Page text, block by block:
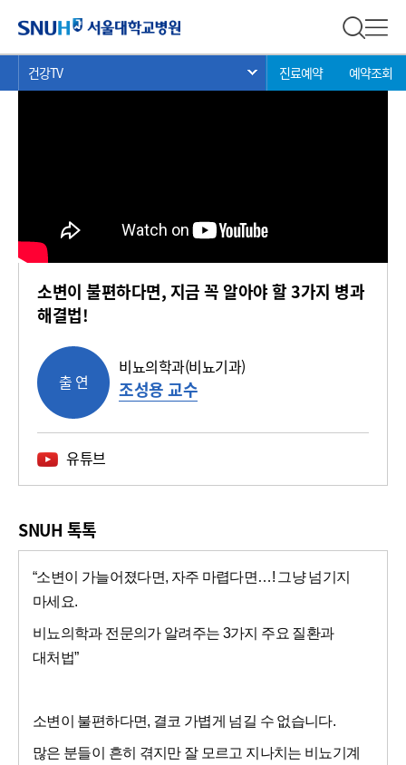
전체 검
현
재
건강TV 서브 메뉴 목록 열기
진료예약 예약조회
건강 TV
소변이 불편하다면, 지금 꼭 알아야 할 3가지 병과
해결법!
출 연
비뇨의학과(비뇨기과)
조성용 교수
유튜브
SNUH 톡톡
“소변이 가늘어졌다면, 자주 마렵다면…! 그냥 넘기지
마세요.
비뇨의학과전문의가 알려주는 3가지 주요 질환과
대처법”
소변이 불편하다면, 결코 가볍게 넘길 수 없습니다.
많은 분들이 흔히 겪지만 잘 모르고 지나치는 비뇨기계